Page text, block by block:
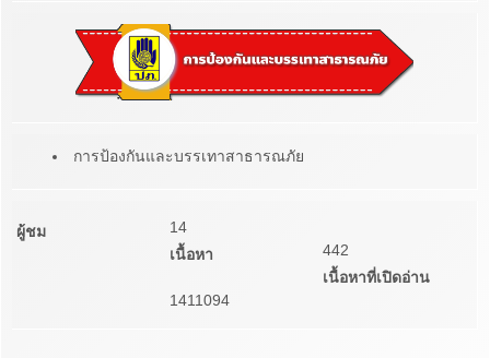
การป้องกันและบรรเทาสาธารณภัย
ผู้ชม
14
เนื้อหา
442
เนื้อหาที่เปิดอ่าน
1411094